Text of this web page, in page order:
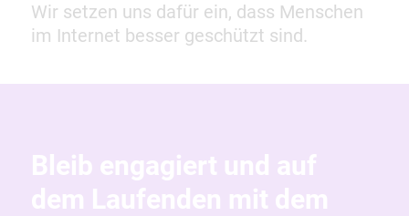
Wir setzen uns dafür ein, dass Menschen
im Internet besser geschützt sind.
Bleib engagiert und auf
dem Laufenden mit dem